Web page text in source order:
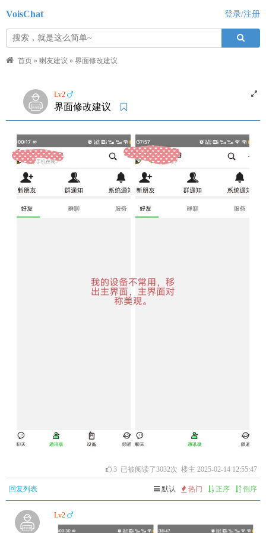
VoisChat 登录/注册
首页 » 喇友建议 » 界面修改建议
Lv2
界面修改建议
3 已被阅读了3032次 楼主 2025-02-14 12:55:47
回复列表 默认 热门 正序 倒序
Lv2